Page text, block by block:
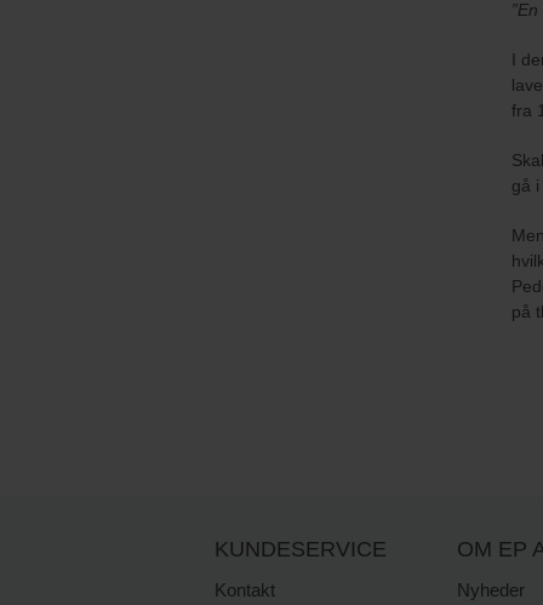
I
fra
gå
på
KUNDESERVICE
Kontakt
OM EP
Nyheder